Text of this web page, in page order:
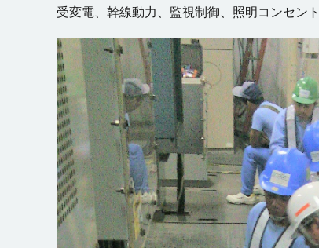
受変電、幹線動力、監視制御、照明コンセン